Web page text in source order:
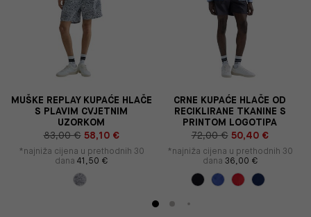
MUŠKE REPLAY KUPAĆE HLAČE
S PLAVIM CVJETNIM
UZORKOM
83,00 € 58,10 €
*najniža cijena u prethodnih 30
dana 41,50 €
CRNE KUPAĆE HLAČE OD
RECIKLIRANE TKANINE S
PRINTOM LOGOTIPA
72,00 € 50,40 €
*najniža cijena u prethodnih 30
dana 36,00 €